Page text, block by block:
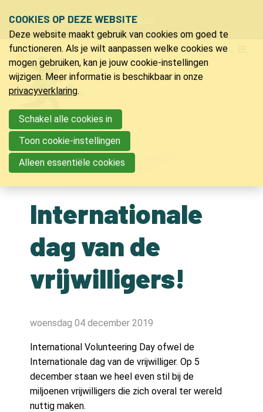
links
over
Spring
naar
de
Spring
naar
de
inhoud
Ons telefoon:
+32 9 218 91 20 Ons e-mailadres:
info@bvlo.be
Menu
Internationale
dag van de
vrijwilligers!
woensdag 04 december 2019
International Volunteering Day ofwel de
Internationale dag van de vrijwilliger. Op 5
december staan we heel even stil bij de
miljoenen vrijwilligers die zich overal ter wereld
nuttig maken.
LO & Sport
Lidmaatschap
Verzekering LO & sport
Voordelen
Vacatures
Nieuwsberichten
Partners
Bijscholingen
Inspiratie
PVLO
Contact
Zoeken
Account
COOKIES OP DEZE WEBSITE
Deze website maakt gebruik van cookies om goed te
functioneren. Als je wilt aanpassen welke cookies we
mogen gebruiken, kan je jouw cookie-instellingen
wijzigen. Meer informatie is beschikbaar in onze
privacyverklaring.
Schakel alle cookies in
Toon cookie-instellingen
Alleen essentiële cookies